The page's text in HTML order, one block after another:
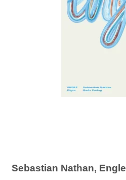
Sebastian Nathan, Engle